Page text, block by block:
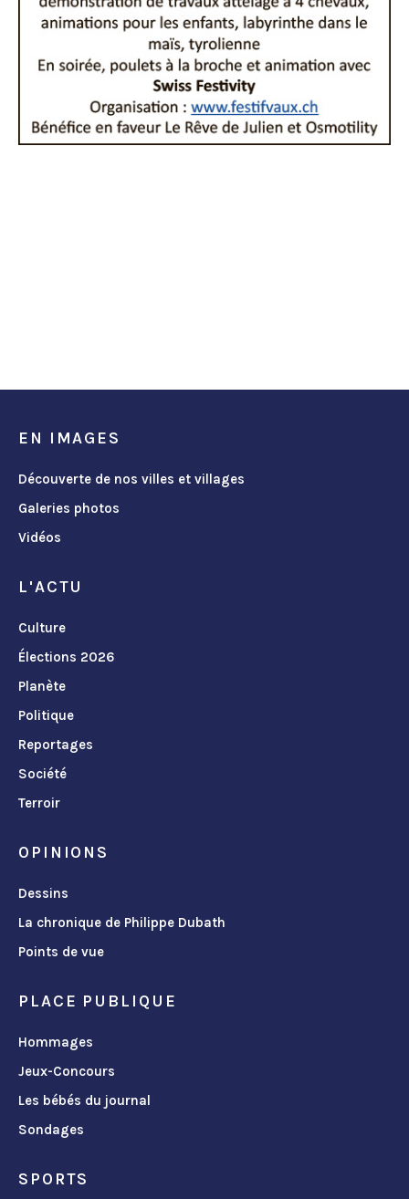
EN IMAGES
Découverte de nos villes et villages
Galeries photos
Vidéos
L'ACTU
Culture
Élections 2026
Planète
Politique
Reportages
Société
Terroir
OPINIONS
Dessins
La chronique de Philippe Dubath
Points de vue
PLACE PUBLIQUE
Hommages
Jeux-Concours
Les bébés du journal
Sondages
SPORTS